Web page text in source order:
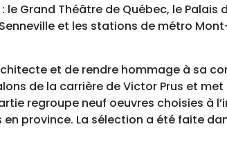
Grand Théâtre de Québec, le Palais
et les stations de métro
et de rendre hommage à sa
de la carrière de Victor Prus et
regroupe neuf oeuvres choisies à
province. La sélection a été faite